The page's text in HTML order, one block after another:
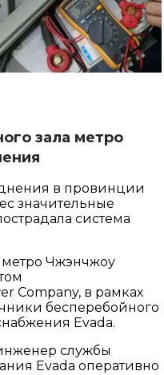
зала метро
в провинции
значительные
система
метро Чжэнчжоу
Company, в рамках
бесперебойного
Evada.
службы
Evada оперативно